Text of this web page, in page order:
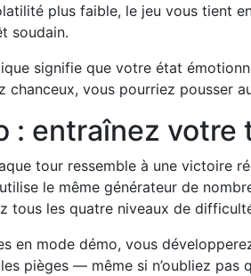
plus faible, le jeu vous tient
soudain.
signifie que votre état
vous pourriez pousser
: entraînez votre
tour ressemble à une victoire
le même générateur de
tous les quatre niveaux de
en mode démo, vous
pièges — même si n’oubliez pas